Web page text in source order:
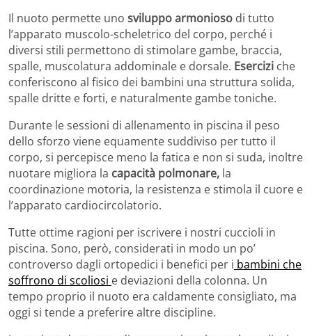
Il nuoto permette uno sviluppo armonioso di tutto
l’apparato muscolo-scheletrico del corpo, perché i
diversi stili permettono di stimolare gambe, braccia,
spalle, muscolatura addominale e dorsale. Esercizi che
conferiscono al fisico dei bambini una struttura solida,
spalle dritte e forti, e naturalmente gambe toniche.
Durante le sessioni di allenamento in piscina il peso
dello sforzo viene equamente suddiviso per tutto il
corpo, si percepisce meno la fatica e non si suda, inoltre
nuotare migliora la capacità polmonare, la
coordinazione motoria, la resistenza e stimola il cuore e
l’apparato cardiocircolatorio.
Tutte ottime ragioni per iscrivere i nostri cuccioli in
piscina. Sono, però, considerati in modo un po’
controverso dagli ortopedici i benefici per i bambini che
soffrono di scoliosi e deviazioni della colonna. Un
tempo proprio il nuoto era caldamente consigliato, ma
oggi si tende a preferire altre discipline.